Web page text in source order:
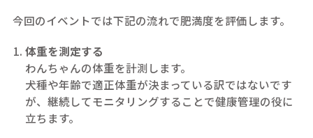
今回のイベントでは下記の流れで肥満度を評価します。
体重を測定する
わんちゃんの体重を計測します。
犬種や年齢で適正体重が決まっている訳ではないです
が、継続してモニタリングすることで健康管理の役に
立ちます。